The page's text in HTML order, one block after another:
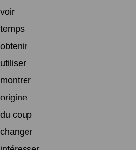
voir
temps
obtenir
utiliser
montrer
origine
du coup
changer